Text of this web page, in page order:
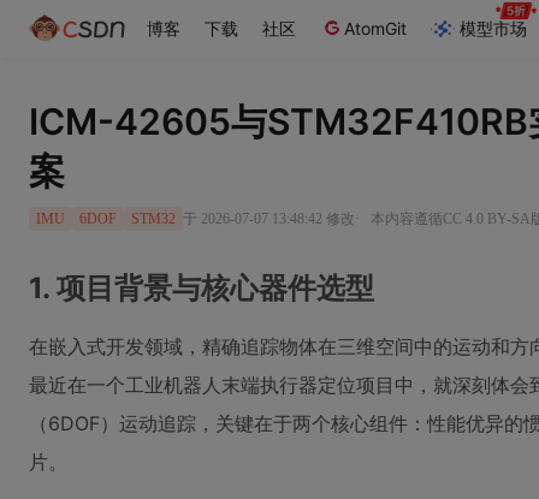
博客 下载 社区 AtomGit 模型市场
ICM-42605与STM32F410RB
案
IMU 6DOF STM32 于 2026-07-07 13:48:42 修改 · 本内容遵循CC 4.0 BY-SA
1. 项目背景与核心器件选型
在嵌入式开发领域，精确追踪物体在三维空间中的运动和
最近在一个工业机器人末端执行器定位项目中，就深刻体
（6DOF）运动追踪，关键在于两个核心组件：性能优异
片。